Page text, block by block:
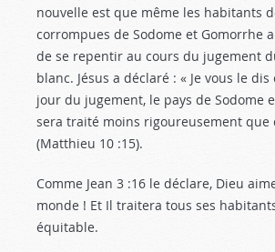
nouvelle est que même les habitants
corrompues de Sodome et Gomorrhe
de se repentir au cours du jugement
blanc. Jésus a déclaré : « Je vous le
jour du jugement, le pays de Sodome
sera traité moins rigoureusement que
(Matthieu 10 :15).
Comme Jean 3 :16 le déclare, Dieu
monde ! Et Il traitera tous ses
équitable.